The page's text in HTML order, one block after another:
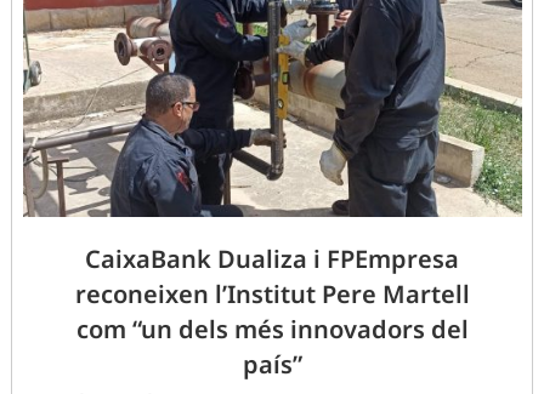
CaixaBank Dualiza i FPEmpresa
reconeixen l’Institut Pere Martell
com “un dels més innovadors del
país”